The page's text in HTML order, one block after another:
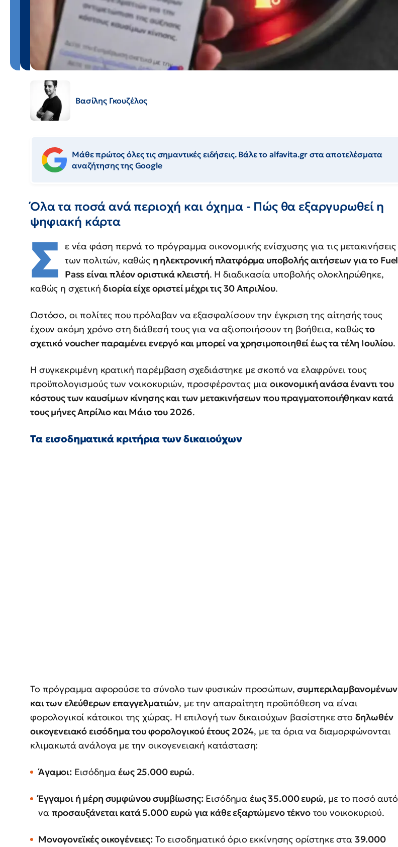
Βασίλης Γκουζέλος
Μάθε πρώτος όλες τις σημαντικές ειδήσεις. Βάλε το alfavita.gr στα αποτελέσματα
αναζήτησης της Google
Όλα τα ποσά ανά περιοχή και όχημα - Πώς θα εξαργυρωθεί η
ψηφιακή κάρτα
Σ ε νέα φάση περνά το πρόγραμμα οικονομικής ενίσχυσης για τις μετακινήσεις
των πολιτών, καθώς η ηλεκτρονική πλατφόρμα υποβολής αιτήσεων για το Fuel
Pass είναι πλέον οριστικά κλειστή. Η διαδικασία υποβολής ολοκληρώθηκε,
καθώς η σχετικήδιορία είχε οριστεί μέχρι τις 30 Απριλίου.
Ωστόσο, οι πολίτες που πρόλαβαν να εξασφαλίσουν την έγκριση της αίτησής τους
έχουν ακόμη χρόνο στη διάθεσή τους για να αξιοποιήσουν τη βοήθεια, καθώςτο
σχετικό voucher παραμένει ενεργό και μπορεί να χρησιμοποιηθεί έως τα τέλη Ιουλίου.
Η συγκεκριμένη κρατική παρέμβαση σχεδιάστηκε με σκοπό να ελαφρύνει τους
προϋπολογισμούς των νοικοκυριών, προσφέροντας μια οικονομική ανάσα έναντι του
κόστους των καυσίμων κίνησης και των μετακινήσεων που πραγματοποιήθηκαν κατά
τους μήνες Απρίλιο και Μάιο του 2026.
Τα εισοδηματικά κριτήρια των δικαιούχων
Το πρόγραμμα αφορούσε το σύνολο των φυσικών προσώπων,συμπεριλαμβανομένων
και των ελεύθερων επαγγελματιών, με την απαραίτητη προϋπόθεση να είναι
φορολογικοί κάτοικοι της χώρας. Η επιλογή των δικαιούχων βασίστηκε στο δηλωθέν
οικογενειακό εισόδημα του φορολογικού έτους 2024, με τα όρια να διαμορφώνονται
κλιμακωτά ανάλογα με την οικογενειακή κατάσταση:
Άγαμοι:Εισόδημαέως 25.000 ευρώ.
Έγγαμοι ή μέρη συμφώνου συμβίωσης:Εισόδημα έως 35.000 ευρώ, με το ποσό αυτό
να προσαυξάνεται κατά 5.000 ευρώ για κάθε εξαρτώμενο τέκνοτου νοικοκυριού.
Μονογονεϊκές οικογένειες: Το εισοδηματικό όριο εκκίνησης ορίστηκε στα 39.000